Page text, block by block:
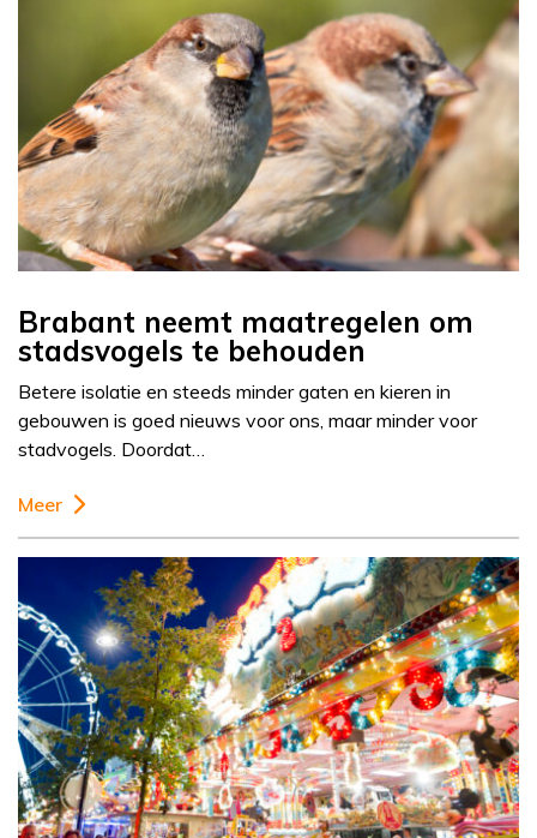
Brabant neemt maatregelen om
stadsvogels te behouden
Betere isolatie en steeds minder gaten en kieren in
gebouwen is goed nieuws voor ons, maar minder voor
stadvogels. Doordat…
Meer